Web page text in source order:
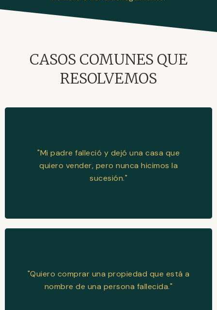
CASOS COMUNES QUE
RESOLVEMOS
"Mi padre falleció y dejó una casa que
quiero vender, pero nunca hicimos la
sucesión."
"Quiero comprar una propiedad que está a
nombre de una persona fallecida."